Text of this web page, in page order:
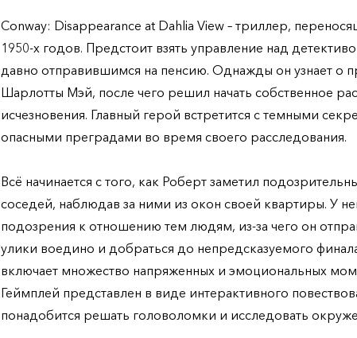
Conway: Disappearance at Dahlia View – триллер,
1950-х годов. Предстоит взять управление над
давно отправившимся на пенсию. Однажды он узнает о
Шарлотты Мэй, после чего решил начать собственное
исчезновения. Главный герой встретится с темными
опасными преградами во время своего расследования.
Всё начинается с того, как Роберт заметил
соседей, наблюдав за ними из окон своей квартиры. У
подозрения к отношению тем людям, из-за чего он
улики воедино и добраться до непредсказуемого
включает множество напряженных и эмоциональных
Геймплей представлен в виде интерактивного
понадобится решать головоломки и исследовать